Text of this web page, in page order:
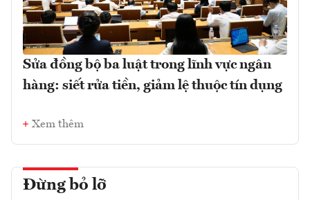
Sửa đồng bộ ba luật trong lĩnh vực ngân
hàng: siết rửa tiền, giảm lệ thuộc tín dụng
Xem thêm
Đừng bỏ lỡ